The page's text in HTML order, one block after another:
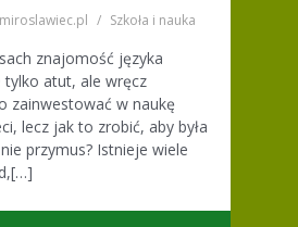
Szkoła i nauka
znajomość języka
tylko atut, ale wręcz
zainwestować w naukę
lecz jak to zrobić, aby była
przymus? Istnieje wiele